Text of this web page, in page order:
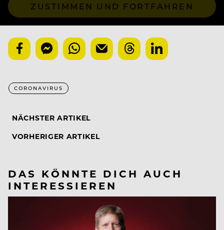
ZUSTIMMEN UND FORTFAHREN
CORONAVIRUS
NÄCHSTER ARTIKEL
VORHERIGER ARTIKEL
DAS KÖNNTE DICH AUCH
INTERESSIEREN